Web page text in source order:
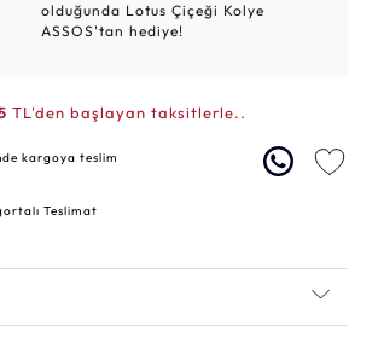
olduğunda Lotus Çiçeği Kolye
ASSOS'tan hediye!
TL'den başlayan taksitlerle..
kargoya teslim
Teslimat